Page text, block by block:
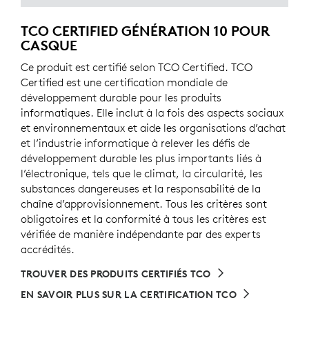
TCO CERTIFIED GÉNÉRATION 10 POUR
CASQUE
Ce produit est certifié selon TCO Certified. TCO
Certified est une certification mondiale de
développement durable pour les produits
informatiques. Elle inclut à la fois des aspects sociaux
et environnementaux et aide les organisations d’achat
et l’industrie informatique à relever les défis de
développement durable les plus importants liés à
l’électronique, tels que le climat, la circularité, les
substances dangereuses et la responsabilité de la
chaîne d’approvisionnement. Tous les critères sont
obligatoires et la conformité à tous les critères est
vérifiée de manière indépendante par des experts
accrédités.
TROUVER DES PRODUITS CERTIFIÉS TCO
EN SAVOIR PLUS SUR LA CERTIFICATION TCO